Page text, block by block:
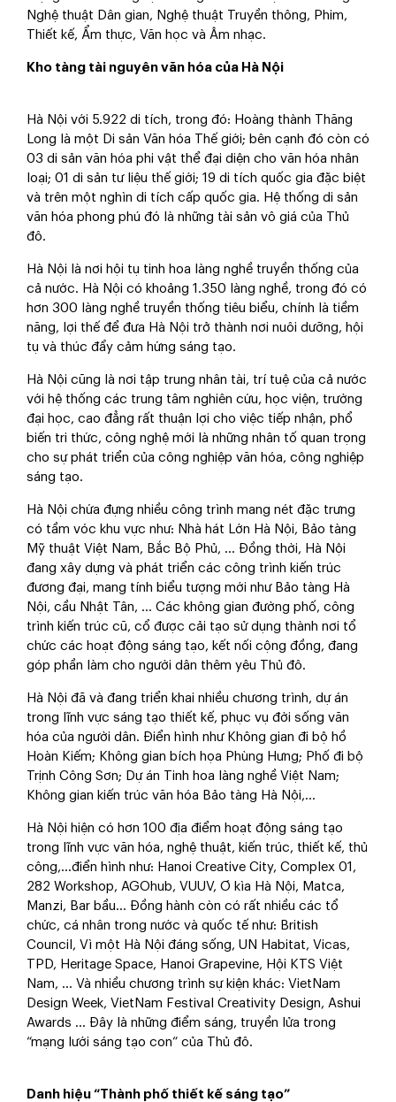
Nghệ thuật Dân gian, Nghệ thuật Truyền thông, Phim,
Thiết kế, Ẩm thực, Văn học và Âm nhạc.
Kho tàng tài nguyên văn hóa của Hà Nội
Hà Nội với 5.922 di tích, trong đó: Hoàng thành Thăng
Long là một Di sản Văn hóa Thế giới; bên cạnh đó còn có
03 di sản văn hóa phi vật thể đại diện cho văn hóa nhân
loại; 01 di sản tư liệu thế giới; 19 di tích quốc gia đặc biệt
và trên một nghìn di tích cấp quốc gia. Hệ thống di sản
văn hóa phong phú đó là những tài sản vô giá của Thủ
đô.
Hà Nội là nơi hội tụ tinh hoa làng nghề truyền thống của
cả nước. Hà Nội có khoảng 1.350 làng nghề, trong đó có
hơn 300 làng nghề truyền thống tiêu biểu, chính là tiềm
năng, lợi thế để đưa Hà Nội trở thành nơi nuôi dưỡng, hội
tụ và thúc đẩy cảm hứng sáng tạo.
Hà Nội cũng là nơi tập trung nhân tài, trí tuệ của cả nước
với hệ thống các trung tâm nghiên cứu, học viện, trường
đại học, cao đẳng rất thuận lợi cho việc tiếp nhận, phổ
biến tri thức, công nghệ mới là những nhân tố quan trọng
cho sự phát triển của công nghiệp văn hóa, công nghiệp
sáng tạo.
Hà Nội chứa đựng nhiều công trình mang nét đặc trưng
có tầm vóc khu vực như: Nhà hát Lớn Hà Nội, Bảo tàng
Mỹ thuật Việt Nam, Bắc Bộ Phủ, … Đồng thời, Hà Nội
đang xây dựng và phát triển các công trình kiến trúc
đương đại, mang tính biểu tượng mới như Bảo tàng Hà
Nội, cầu Nhật Tân, … Các không gian đường phố, công
trình kiến trúc cũ, cổ được cải tạo sử dụng thành nơi tổ
chức các hoạt động sáng tạo, kết nối cộng đồng, đang
góp phần làm cho người dân thêm yêu Thủ đô.
Hà Nội đã và đang triển khai nhiều chương trình, dự án
trong lĩnh vực sáng tạo thiết kế, phục vụ đời sống văn
hóa của người dân. Điển hình như Không gian đi bộ hồ
Hoàn Kiếm; Không gian bích họa Phùng Hưng; Phố đi bộ
Trịnh Công Sơn; Dự án Tinh hoa làng nghề Việt Nam;
Không gian kiến trúc văn hóa Bảo tàng Hà Nội,…
Hà Nội hiện có hơn 100 địa điểm hoạt động sáng tạo
trong lĩnh vực văn hóa, nghệ thuật, kiến trúc, thiết kế, thủ
công,…điển hình như: Hanoi Creative City, Complex 01,
282 Workshop, AGOhub, VUUV, Ơ kìa Hà Nội, Matca,
Manzi, Bar bầu… Đồng hành còn có rất nhiều các tổ
chức, cá nhân trong nước và quốc tế như: British
Council, Vì một Hà Nội đáng sống, UN Habitat, Vicas,
TPD, Heritage Space, Hanoi Grapevine, Hội KTS Việt
Nam, … Và nhiều chương trình sự kiện khác: VietNam
Design Week, VietNam Festival Creativity Design, Ashui
Awards … Đây là những điểm sáng, truyền lửa trong
“mạng lưới sáng tạo con” của Thủ đô.
Danh hiệu “Thành phố thiết kế sáng tạo”